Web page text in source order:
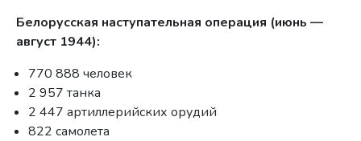
Белорусская наступательная операция (июнь —
август 1944):
770 888 человек
2 957 танка
2 447 артиллерийских орудий
822 самолета